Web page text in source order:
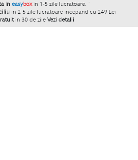
in easybox in 1-5 zile lucratoare. `
in 2-5 zile lucratoare incepand cu 249 Lei
in 30 de zile Vezi detalii